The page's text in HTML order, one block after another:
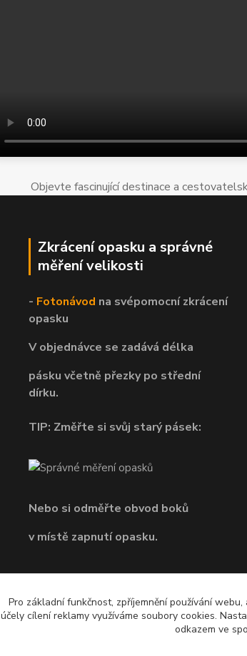
Objevte fascinující destinace a
Zkrácení opasku a správné
měření velikosti
- Fotonávod na svépomocnízkrácení
opasku
V objednávce se zadává délka
pásku včetně přezky po střední
dírku.
TIP: Změřte si svůj starý pásek:
Nebo si odměřte obvod boků
v místě zapnutí opasku.
Pro základní funkčnost, zpříjemnění používání
účely cílení reklamy využíváme soubory cookies.
odkazem ve